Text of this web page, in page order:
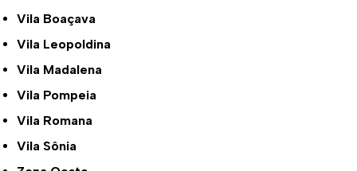
Vila Boaçava
Vila Leopoldina
Vila Madalena
Vila Pompeia
Vila Romana
Vila Sônia